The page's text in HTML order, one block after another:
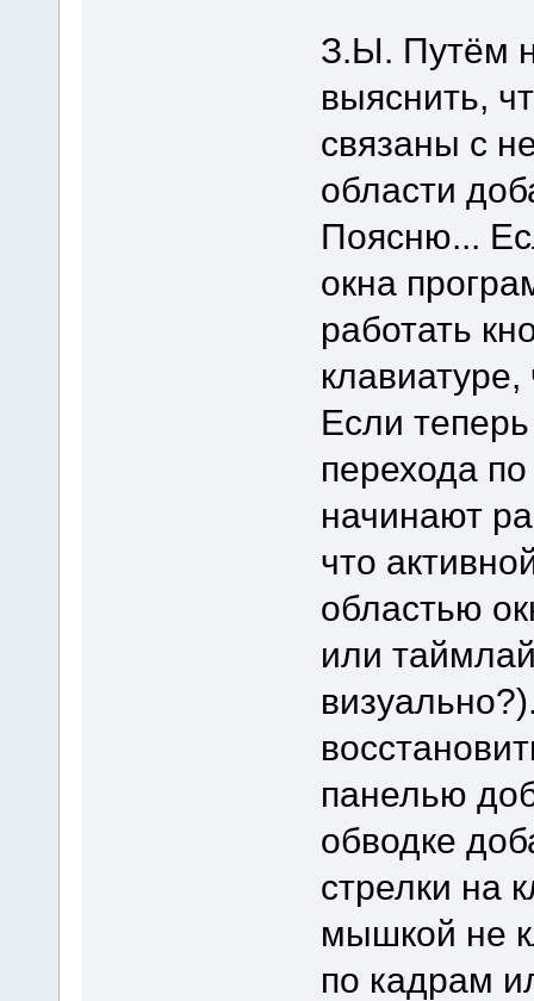
З.Ы. Путём
выяснить,
связаны с
области
Поясню...
окна
работать
Если
перехода
начинают
что
областью
или
панелью
обводке
стрелки на
мышкой не
по кадрам